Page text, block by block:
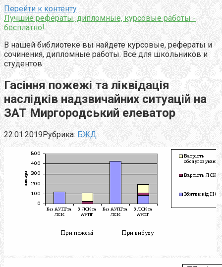
Перейти к контенту
Лучшие рефераты, дипломные, курсовые работы -
бесплатно!
В нашей библиотеке вы найдете курсовые, рефераты и
сочинения, дипломные работы. Все для школьников и
студентов.
Гасіння пожежі та ліквідація
наслідків надзвичайних ситуацій на
ЗАТ Миргородський елеватор
22.01.2019Рубрика: БЖД